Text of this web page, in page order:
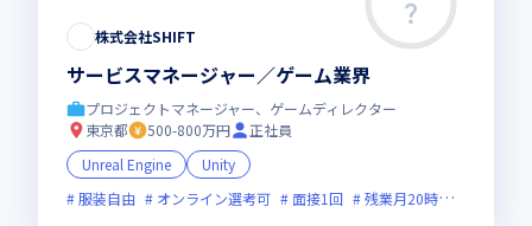
株式会社SHIFT
サービスマネージャー／ゲーム業界
プロジェクトマネージャー、ゲームディレクター
東京都
500-800万円
正社員
Unreal Engine
Unity
服装自由
オンライン選考可 面接1回 残業月20時間未満